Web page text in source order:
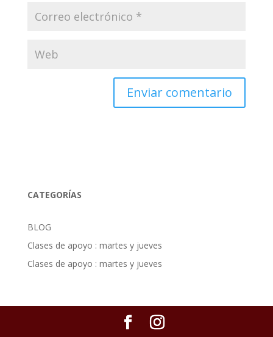
CATEGORÍAS
BLOG
Clases de apoyo : martes y jueves
Clases de apoyo : martes y jueves